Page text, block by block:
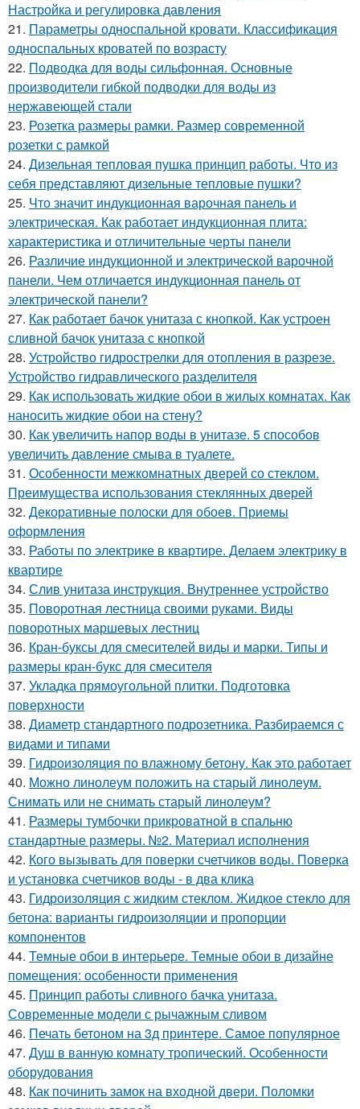
Настройка и регулировка давления
21. Параметры односпальной кровати. Классификация
односпальных кроватей по возрасту
22. Подводка для воды сильфонная. Основные
производители гибкой подводки для воды из
нержавеющей стали
23. Розетка размеры рамки. Размер современной
розетки с рамкой
24. Дизельная тепловая пушка принцип работы. Что из
себя представляют дизельные тепловые пушки?
25. Что значит индукционная варочная панель и
электрическая. Как работает индукционная плита:
характеристика и отличительные черты панели
26. Различие индукционной и электрической варочной
панели. Чем отличается индукционная панель от
электрической панели?
27. Как работает бачок унитаза с кнопкой. Как устроен
сливной бачок унитаза с кнопкой
28. Устройство гидрострелки для отопления в разрезе.
Устройство гидравлического разделителя
29. Как использовать жидкие обои в жилых комнатах. Как
наносить жидкие обои на стену?
30. Как увеличить напор воды в унитазе. 5 способов
увеличить давление смыва в туалете.
31. Особенности межкомнатных дверей со стеклом.
Преимущества использования стеклянных дверей
32. Декоративные полоски для обоев. Приемы
оформления
33. Работы по электрике в квартире. Делаем электрику в
квартире
34. Слив унитаза инструкция. Внутреннее устройство
35. Поворотная лестница своими руками. Виды
поворотных маршевых лестниц
36. Кран-буксы для смесителей виды и марки. Типы и
размеры кран-букс для смесителя
37. Укладка прямоугольной плитки. Подготовка
поверхности
38. Диаметр стандартного подрозетника. Разбираемся с
видами и типами
39. Гидроизоляция по влажному бетону. Как это работает
40. Можно линолеум положить на старый линолеум.
Снимать или не снимать старый линолеум?
41. Размеры тумбочки прикроватной в спальню
стандартные размеры. №2. Материал исполнения
42. Кого вызывать для поверки счетчиков воды. Поверка
и установка счетчиков воды - в два клика
43. Гидроизоляция с жидким стеклом. Жидкое стекло для
бетона: варианты гидроизоляции и пропорции
компонентов
44. Темные обои в интерьере. Темные обои в дизайне
помещения: особенности применения
45. Принцип работы сливного бачка унитаза.
Современные модели с рычажным сливом
46. Печать бетоном на 3д принтере. Самое популярное
47. Душ в ванную комнату тропический. Особенности
оборудования
48. Как починить замок на входной двери. Поломки